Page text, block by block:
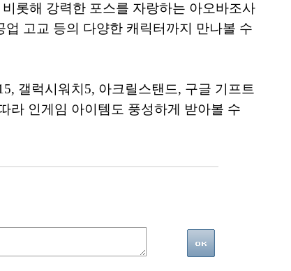
롯해 강력한 포스를 자랑하는 아오바조사
고교 등의 다양한 캐릭터까지 만나볼 수
갤럭시워치5, 아크릴스탠드, 구글 기프트
라 인게임 아이템도 풍성하게 받아볼 수